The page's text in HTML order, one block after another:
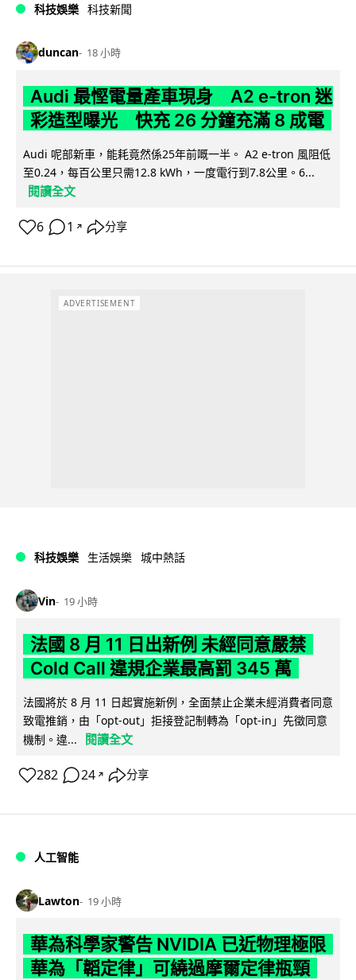
科技娛樂 科技新聞
duncan 18 小時
Audi 最慳電量產車現身 A2 e-tron 迷
彩造型曝光 快充 26 分鐘充滿 8 成電
Audi 呢部新車，能耗竟然係25年前嘅一半。 A2 e-tron 風阻低
至0.24，每百公里只需12.8 kWh，一度電行到7.8公里。6...
閱讀全文
6 1 ↗ 分享
ADVERTISEMENT
科技娛樂 生活娛樂 城中熱話
Vin 19 小時
法國 8 月 11 日出新例 未經同意嚴禁
Cold Call 違規企業最高罰 345 萬
法國將於 8 月 11 日起實施新例，全面禁止企業未經消費者同意
致電推銷，由「opt-out」拒接登記制轉為「opt-in」先徵同意
機制。違...
閱讀全文
282 24 ↗ 分享
人工智能
Lawton 19 小時
華為科學家警告 NVIDIA 已近物理極限
華為「韜定律」可繞過摩爾定律瓶頸